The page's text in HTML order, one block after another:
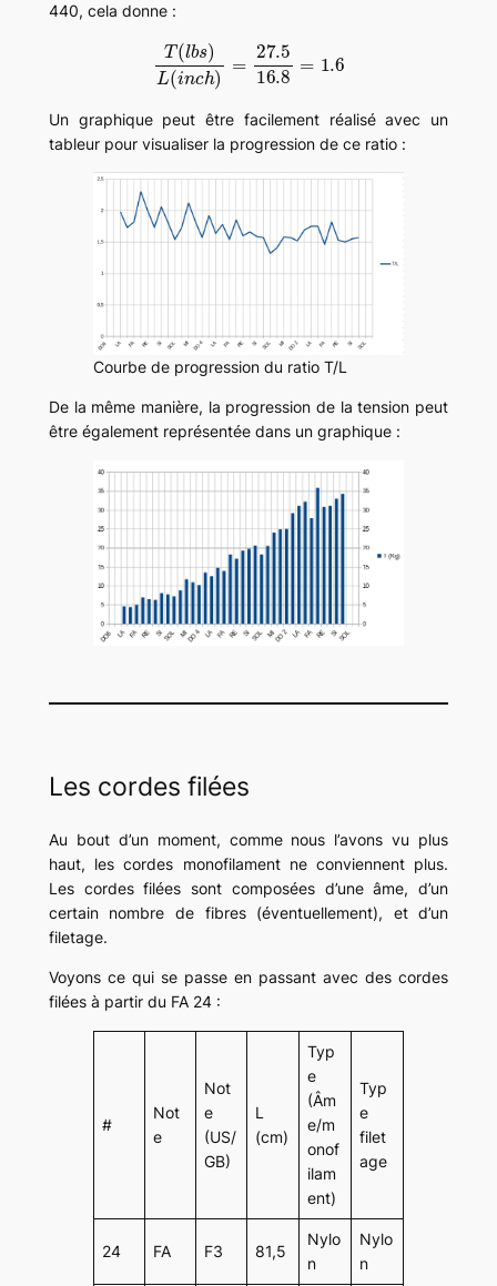
440, cela donne :
bs)L(in 27.5
Un graphique peut être facilement réalisé avec un
tableur pour visualiser la progression de ce ratio :
Courbe de progression du ratio T/L
De la même manière, la progression de la tension peut
être également représentée dans un graphique :
Les cordes filées
Au bout d’un moment, comme nous l’avons vu plus
haut, les cordes monofilament ne conviennent plus.
Les cordes filées sont composées d’une âme, d’un
certain nombre de fibres (éventuellement), et d’un
filetage.
Voyons ce qui se passe en passant avec des cordes
filées à partir du FA 24 :
#
Not
e
Not
e
(US/
GB)
L
(cm)
Typ
e
(Âm
e/m
onof
ilam
ent)
Typ
e
filet
age
24 FA F3 81,5
Nylo
n
Nylo
n